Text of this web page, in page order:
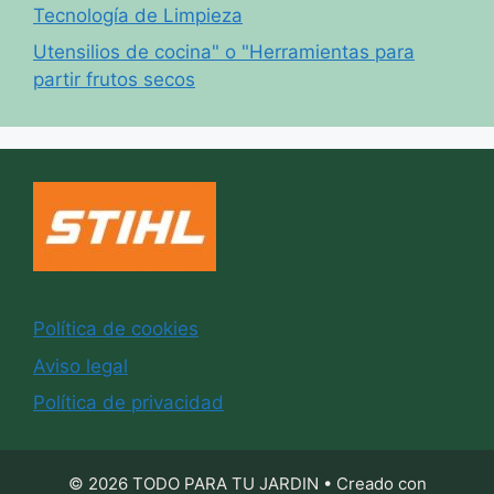
Tecnología de Limpieza
Utensilios de cocina" o "Herramientas para
partir frutos secos
Política de cookies
Aviso legal
Política de privacidad
© 2026 TODO PARA TU JARDIN • Creado con